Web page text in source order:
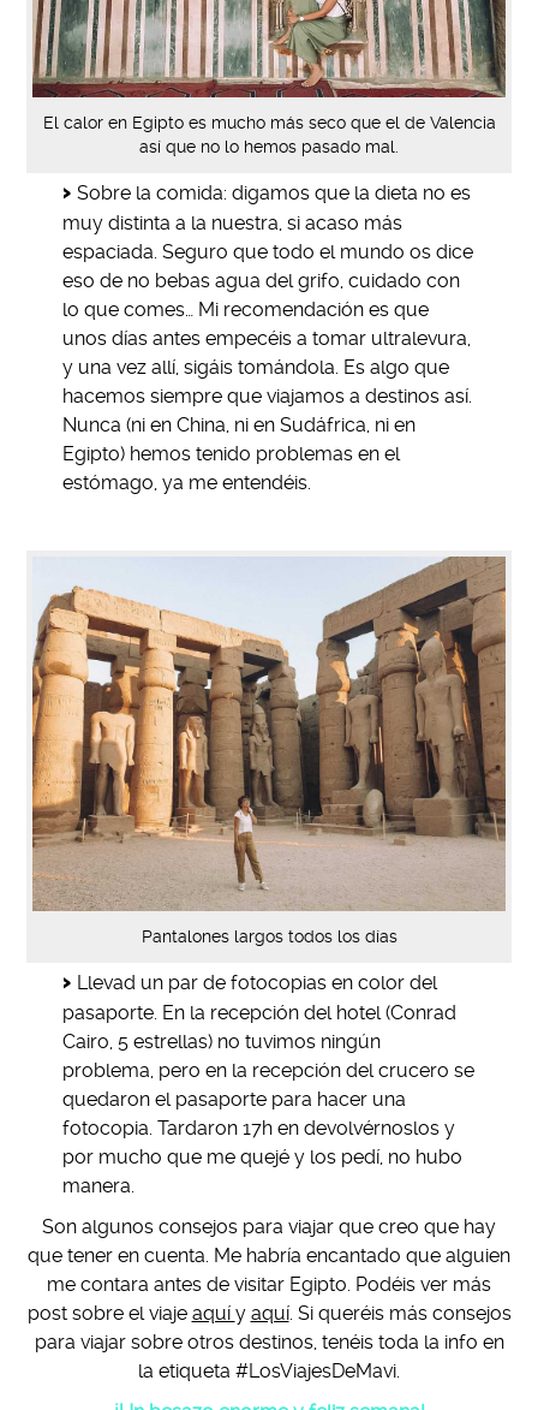
El calor en Egipto es mucho más seco que el de Valencia
así que no lo hemos pasado mal.
Sobre la comida: digamos que la dieta no es
muy distinta a la nuestra, si acaso más
espaciada. Seguro que todo el mundo os dice
eso de no bebas agua del grifo, cuidado con
lo que comes… Mi recomendación es que
unos días antes empecéis a tomar ultralevura,
y una vez allí, sigáis tomándola. Es algo que
hacemos siempre que viajamos a destinos así.
Nunca (ni en China, ni en Sudáfrica, ni en
Egipto) hemos tenido problemas en el
estómago, ya me entendéis.
Pantalones largos todos los días
Llevad un par de fotocopias en color del
pasaporte. En la recepción del hotel (Conrad
Cairo, 5 estrellas) no tuvimos ningún
problema, pero en la recepción del crucero se
quedaron el pasaporte para hacer una
fotocopia. Tardaron 17h en devolvérnoslos y
por mucho que me quejé y los pedí, no hubo
manera.
Son algunos consejos para viajar que creo que hay
que tener en cuenta. Me habría encantado que alguien
me contara antes de visitar Egipto. Podéis ver más
post sobre el viaje aquí y aquí. Si queréis más consejos
para viajar sobre otros destinos, tenéis toda la info en
la etiqueta #LosViajesDeMavi.